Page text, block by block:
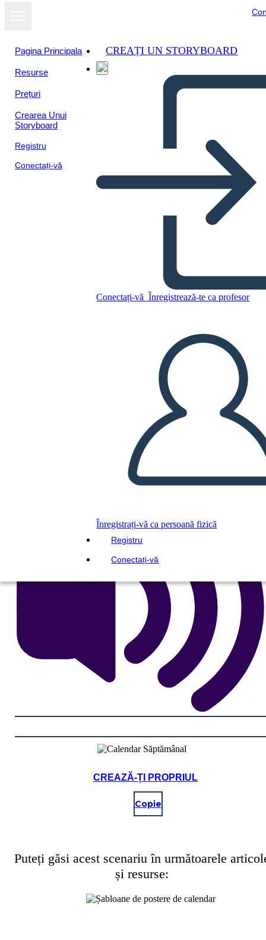
Pagina Principala
Resurse
Prețuri
Crearea Unui
Storyboard
Registru
Conectați-vă
CREAȚI UN STORYBOARD
Conectați-vă Înregistrează-te ca profesor
Înregistrați-vă ca persoană fizică
Registru
Conectați-vă
Calendar Săptămânal
Copiați acest Storyboard
CREAȚI UN STORYBOARD
REDAȚI PREZENTAREA DE DIAPOZITIVE
CITESTE-MI
CREAZĂ-ȚI PROPRIUL
Copie
Puteți găsi acest scenariu în următoarele
și resurse: